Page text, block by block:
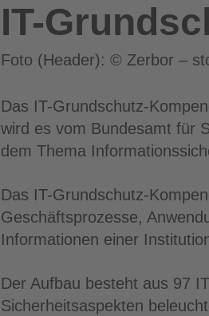
IT-
Foto (Header): © Zerbor –
Das IT-Grundschutz-
wird es vom Bundesamt für
dem Thema
Das IT-Grundschutz-
Geschäftsprozesse,
Informationen einer
Der Aufbau besteht aus 97 IT
Sicherheitsaspekten